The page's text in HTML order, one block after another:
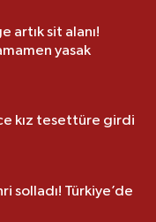
artık sit alanı!
yasak
kız tesettüre girdi
solladı! Türkiye’de